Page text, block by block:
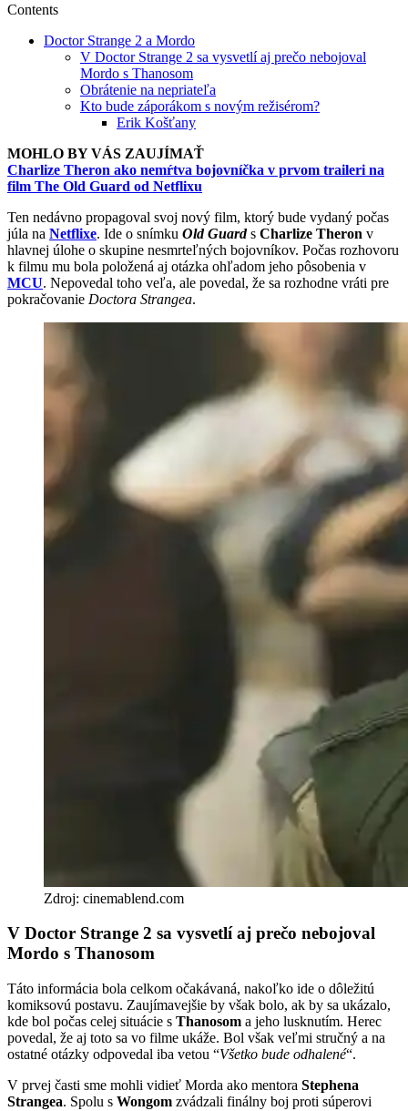
Contents
Doctor Strange 2 a Mordo
V Doctor Strange 2 sa vysvetlí aj prečo nebojoval
Mordo s Thanosom
Obrátenie na nepriateľa
Kto bude záporákom s novým režisérom?
Erik Košťany
MOHLO BY VÁS ZAUJÍMAŤ
Charlize Theron ako nemŕtva bojovníčka v prvom traileri na
film The Old Guard od Netflixu
Ten nedávno propagoval svoj nový film, ktorý bude vydaný počas
júla na Netflixe. Ide o snímku Old Guards Charlize Theron v
hlavnej úlohe o skupine nesmrteľných bojovníkov. Počas rozhovoru
k filmu mu bola položená aj otázka ohľadom jeho pôsobenia v
MCU. Nepovedal toho veľa, ale povedal, že sa rozhodne vráti pre
pokračovanie Doctora Strangea.
Zdroj: cinemablend.com
V Doctor Strange 2 sa vysvetlí aj prečo nebojoval
Mordo s Thanosom
Táto informácia bola celkom očakávaná, nakoľko ide o dôležitú
komiksovú postavu. Zaujímavejšie by však bolo, ak by sa ukázalo,
kde bol počas celej situácie s Thanosom a jeho lusknutím. Herec
povedal, že aj toto sa vo filme ukáže. Bol však veľmi stručný a na
ostatné otázky odpovedal iba vetou “Všetko bude odhalené“.
V prvej časti sme mohli vidieť Morda ako mentora Stephena
Strangea. Spolu s Wongom zvádzali finálny boj proti súperovi